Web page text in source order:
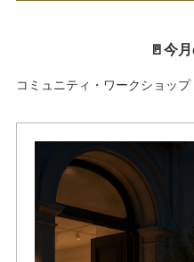
🚪今
コミュニティ・ワークショッ